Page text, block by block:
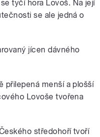
tyčí hora Lovoš. Na její
se ale jedná o
jícen dávného
přilepená menší a plošší
Lovoše tvořena
středohoří tvoří